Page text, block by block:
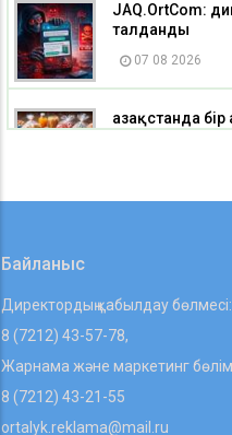
JAQ.OrtCom:
талданды
07 08 2026
Қазақстанда
Байланыс
Директордың қабылдау бөлмесі:
8 (7212) 43-57-78,
Жарнама және маркетинг
8 (7212) 43-21-55
ortalyk.reklama@mail.ru